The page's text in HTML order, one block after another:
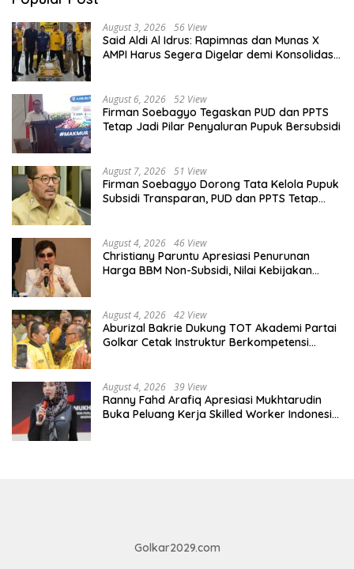
August 3, 2026 56 View
Said Aldi Al Idrus: Rapimnas dan Munas X
AMPI Harus Segera Digelar demi Konsolidasi
August 6, 2026 52 View
Firman Soebagyo Tegaskan PUD dan PPTS
Tetap Jadi Pilar Penyaluran Pupuk Bersubsidi
August 7, 2026 51 View
Firman Soebagyo Dorong Tata Kelola Pupuk
Subsidi Transparan, PUD dan PPTS Tetap
August 4, 2026 46 View
Christiany Paruntu Apresiasi Penurunan
Harga BBM Non-Subsidi, Nilai Kebijakan
August 4, 2026 42 View
Aburizal Bakrie Dukung TOT Akademi Partai
Golkar Cetak Instruktur Berkompetensi
August 4, 2026 39 View
Ranny Fahd Arafiq Apresiasi Mukhtarudin
Buka Peluang Kerja Skilled Worker Indonesia
Golkar2029.com